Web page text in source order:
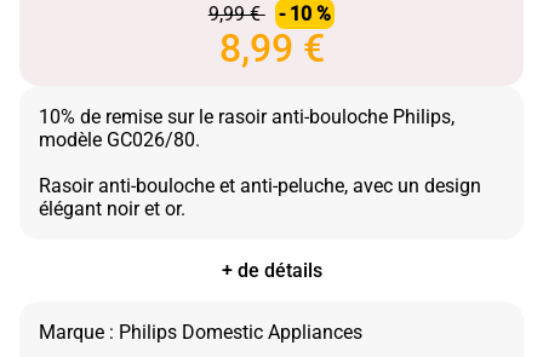
9,99 € - 10 %
8,99 €
10% de remise sur le rasoir anti-bouloche Philips,
modèle GC026/80.
Rasoir anti-bouloche et anti-peluche, avec un design
+ de détails
Marque : Philips Domestic Appliances